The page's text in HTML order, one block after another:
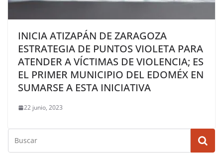
INICIA ATIZAPÁN DE ZARAGOZA
ESTRATEGIA DE PUNTOS VIOLETA PARA
ATENDER A VÍCTIMAS DE VIOLENCIA; ES
EL PRIMER MUNICIPIO DEL EDOMÉX EN
SUMARSE A ESTA INICIATIVA
22 junio, 2023